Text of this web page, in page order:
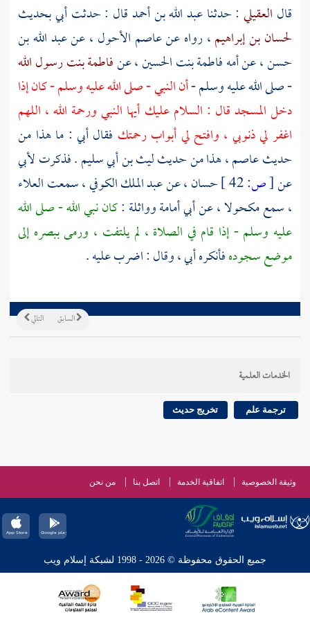
قال العقيلي : حدثناعبد الله بن أحمدقال : حدثت أبي بحديث
لحسان بن إبراهيم، رواه عنعاصم الأحول ، عنعبد الله بن
حسن، عن أمهفاطمة بنت الحسين، عنفاطمة بنت رسول الله
- صلى الله عليه وسلم -أن النبي - صلى الله عليه وسلم - كان إذا
دخل المسجد قال : السلام عليك أيها النبي ورحمة الله ، اللهم
اغفر لي ذنوبي ، وافتح لي أبواب رحمتك فقال أبي : ما هذا من
حديثعاصم، هذا من حديثليث بن أبي سليم. فذكرت لأبي
عن[ص: حسان، عنعبد الملك الكوفي، سمعتالعلاء
، سمعمكحولا، عنأبي أمامةوواثلة :كان نبي الله - صلى الله
عليه وسلم - إذا قام في الصلاة ، لم يلتفت ، ورمى ببصره إلى
موضع سجودهفأنكره أبي ، وقال : اضرب عليه .
التالي السابق
الخدمات العلمية
ترجمة علم تخريج حديث
وثيقة الخصوصية اتفاقية الخدمة اتصل بنا من نحن
جميع الحقوق محفوظة © 2026 - 1998 لشبكة إسلام ويب